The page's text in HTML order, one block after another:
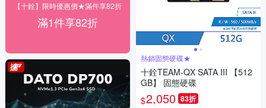
【十銓】限時優惠價★滿件享82折
滿1件享82折
熱銷固態硬碟★
十銓TEAM-QX SATA III 【512
GB】 固態硬碟
$2,050 83折